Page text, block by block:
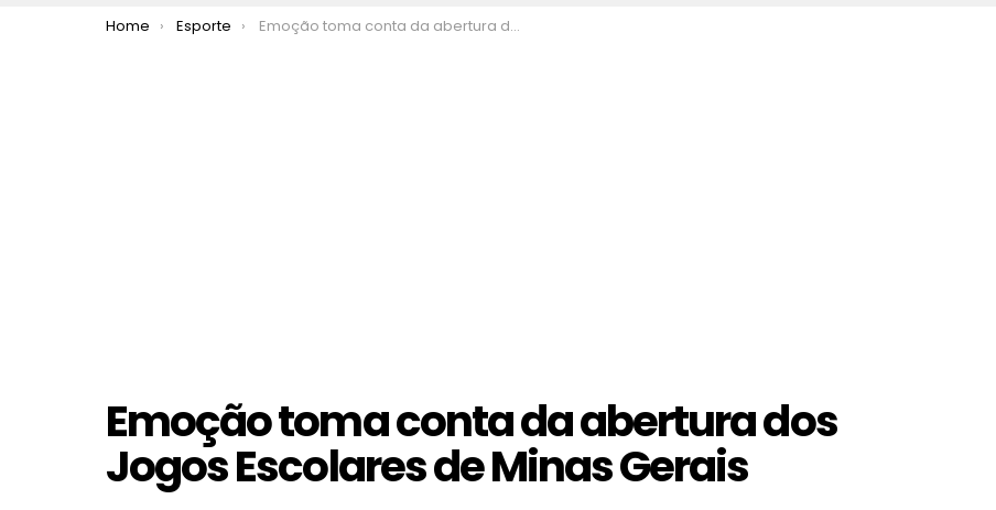
You are here:
Home Esporte Emoção toma conta da abertura dos Jogos Escolares de Minas Gerais
Emoção toma conta da abertura dos
Jogos Escolares de Minas Gerais